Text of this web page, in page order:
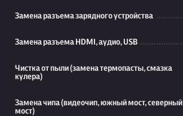
Замена разъема зарядного устройства
Замена разъема HDMI, аудио, USB
Чистка от пыли (замена термопасты, смазка
кулера)
Замена чипа (видеочип, южный мост, северный
мост)